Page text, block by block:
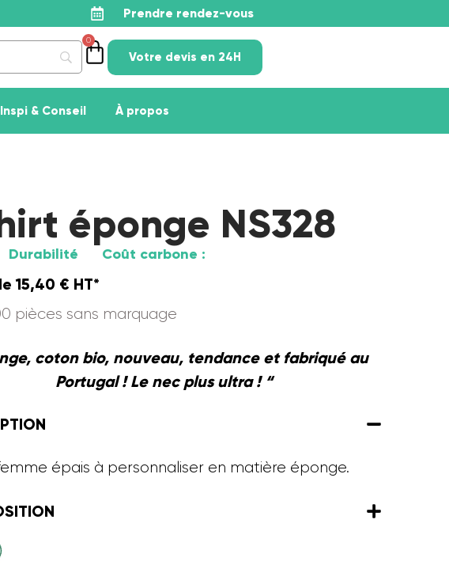
Prendre rendez-vous
0
Votre devis en 24H
Inspi & Conseil À propos
éponge NS328
Durabilité Coût carbone :
15,40 € HT*
pièces sans marquage
coton bio, nouveau, tendance et fabriqué au
Portugal ! Le nec plus ultra ! “
épais à personnaliser en matière éponge.